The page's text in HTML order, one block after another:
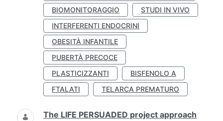
BIOMONITORAGGIO
STUDI IN VIVO
INTERFERENTI ENDOCRINI
OBESITÀ INFANTILE
PUBERTÀ PRECOCE
PLASTICIZZANTI
BISFENOLO A
FTALATI
TELARCA PREMATURO
The LIFE PERSUADED project approach